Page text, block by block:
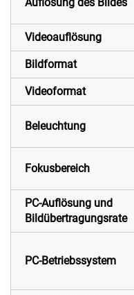
Videoauflösung
Bildformat
Videoformat
Beleuchtung
Fokusbereich
PC-Auflösung und
Bildübertragungsrate
PC-Betriebssystem